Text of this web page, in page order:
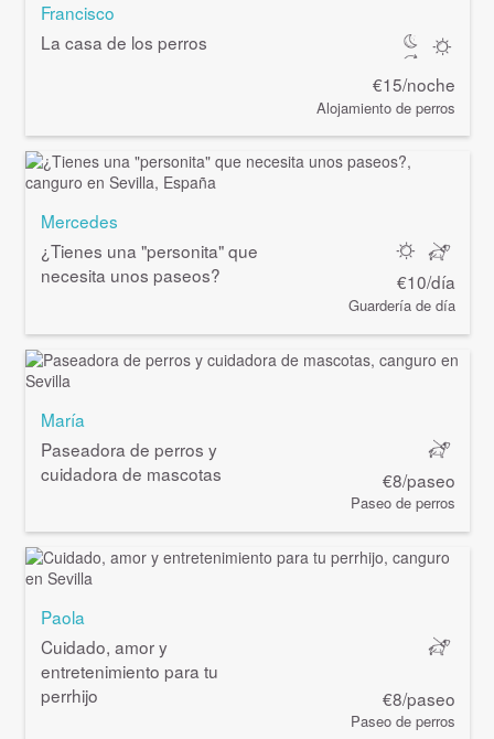
Francisco
La casa de los perros
€15/noche
Alojamiento de perros
Mercedes
¿Tienes una "personita" que
necesita unos paseos?
€10/día
Guardería de día
María
Paseadora de perros y
cuidadora de mascotas
€8/paseo
Paseo de perros
Paola
Cuidado, amor y
entretenimiento para tu
perrhijo
€8/paseo
Paseo de perros